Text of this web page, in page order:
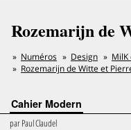
Rozemarijn de
Numéros Design
Rozemarijn de Witte et
Cahier Modern
parPaul Claudel